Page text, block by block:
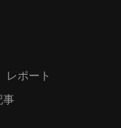
レポート
事